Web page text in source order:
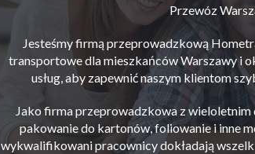
Przewóz
Jesteśmy firmą przeprowadzkową
transportowe dla mieszkańców Warszawy i
usług, aby zapewnić naszym klientom
Jako firma przeprowadzkowa z
pakowanie do kartonów, foliowanie i inne
wykwalifikowani pracownicy dokładają